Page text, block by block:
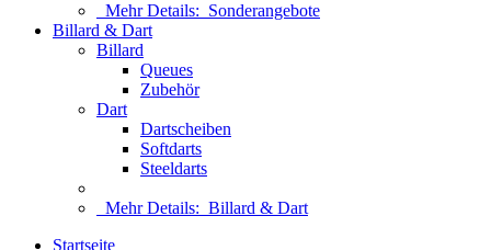
Mehr Details: Sonderangebote
Billard & Dart
Billard
Queues
Zubehör
Dart
Dartscheiben
Softdarts
Steeldarts
Mehr Details: Billard & Dart
Startseite